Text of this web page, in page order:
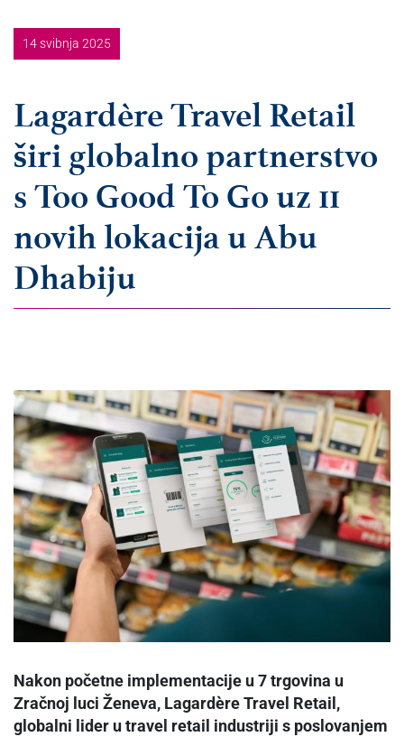
14 svibnja 2025
Lagardère Travel Retail
širi globalno partnerstvo
s Too Good To Go uz 11
novih lokacija u Abu
Dhabiju
Nakon početne implementacije u 7 trgovina u
Zračnoj luci Ženeva, Lagardère Travel Retail,
globalni lider u travel retail industriji s poslovanjem